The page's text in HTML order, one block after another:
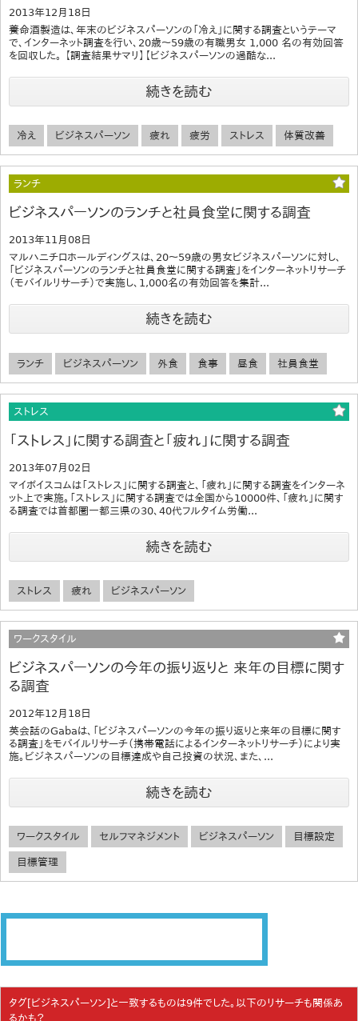
2013年12月18日
養命酒製造は、年末のビジネスパーソンの「冷え」に関する調査というテーマ
で、インターネット調査を行い、20歳～59歳の有職男女 1,000 名の有効回答
を回収した。 【調査結果サマリ】【ビジネスパーソンの過酷な...
続きを読む
冷え ビジネスパーソン 疲れ 疲労 ストレス 体質改善
ランチ
ビジネスパーソンのランチと社員食堂に関する調査
2013年11月08日
マルハニチロホールディングスは、20～59歳の男女ビジネスパーソンに対し、
「ビジネスパーソンのランチと社員食堂に関する調査」をインターネットリサーチ
（モバイルリサーチ）で実施し、1,000名の有効回答を集計...
続きを読む
ランチ ビジネスパーソン 外食 食事 昼食 社員食堂
ストレス
「ストレス」に関する調査と「疲れ」に関する調査
2013年07月02日
マイボイスコムは「ストレス」に関する調査と、「疲れ」に関する調査をインターネ
ット上で実施。「ストレス」に関する調査では全国から10000件、「疲れ」に関す
る調査では首都圏一都三県の30、40代フルタイム労働...
続きを読む
ストレス 疲れ ビジネスパーソン
ワークスタイル
ビジネスパーソンの今年の振り返りと 来年の目標に関す
る調査
2012年12月18日
英会話のGabaは、「ビジネスパーソンの今年の振り返りと来年の目標に関す
る調査」をモバイルリサーチ（携帯電話によるインターネットリサーチ）により実
施。ビジネスパーソンの目標達成や自己投資の状況、また、...
続きを読む
ワークスタイル セルフマネジメント ビジネスパーソン 目標設定
目標管理
タグ[ビジネスパーソン]と一致するものは9件でした。以下のリサーチも関係あ
るかも？